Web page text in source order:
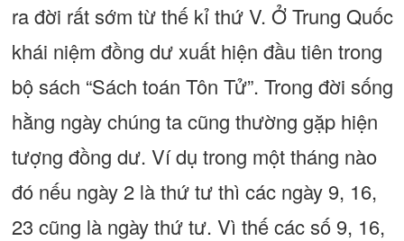
ra đời rất sớm từ thế kỉ thứ V. Ở Trung Quốc
khái niệm đồng dư xuất hiện đầu tiên trong
bộ sách “Sách toán Tôn Tử”. Trong đời sống
hằng ngày chúng ta cũng thường gặp hiện
tượng đồng dư. Ví dụ trong một tháng nào
đó nếu ngày 2 là thứ tư thì các ngày 9, 16,
23 cũng là ngày thứ tư. Vì thế các số 9, 16,